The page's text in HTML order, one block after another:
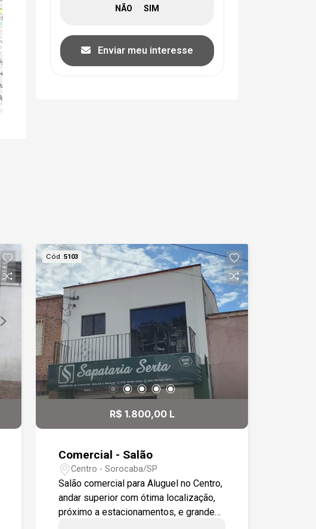
Enviar meu interesse
Cód. 5103
R$ 1.800,00 L
Comercial - Salão
Centro - Sorocaba/SP
Salão comercial para Aluguel no Centro,
andar superior com ótima localização,
próximo a estacionamentos, e grande